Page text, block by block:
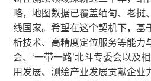
略，地图数据已覆盖缅甸、老挝
线国家。希望在这个契机下，基
析技术、高精度定位服务等能力
会、‘一带一路’北斗专委会以及
用发展、测绘产业发展贡献企业